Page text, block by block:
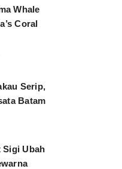
Whale
Coral
Serip,
Batam
Sigi Ubah